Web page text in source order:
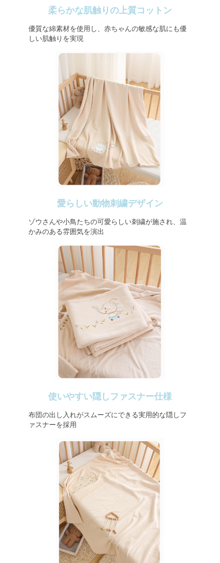
柔らかな肌触りの上質コットン
優質な綿素材を使用し、赤ちゃんの敏感な肌にも優
しい肌触りを実現
愛らしい動物刺繍デザイン
ゾウさんや小鳥たちの可愛らしい刺繍が施され、温
かみのある雰囲気を演出
使いやすい隠しファスナー仕様
布団の出し入れがスムーズにできる実用的な隠しフ
ァスナーを採用